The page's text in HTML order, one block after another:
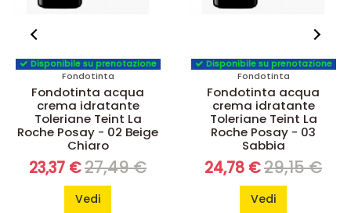
Disponibile su prenotazione
Fondotinta
Fondotinta acqua
crema idratante
Toleriane Teint La
Roche Posay - 02 Beige
Chiaro
23,37 €27,49 €
Vedi
Disponibile su prenotazione
Fondotinta
Fondotinta acqua
crema idratante
Toleriane Teint La
Roche Posay - 03
Sabbia
24,78 €29,15 €
Vedi